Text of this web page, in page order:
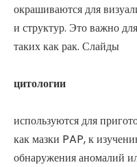
окрашиваются для
и структур. Это важно
таких как рак. Слайды
цитологии
используются для
как мазки PAP, к
обнаружения аномалий